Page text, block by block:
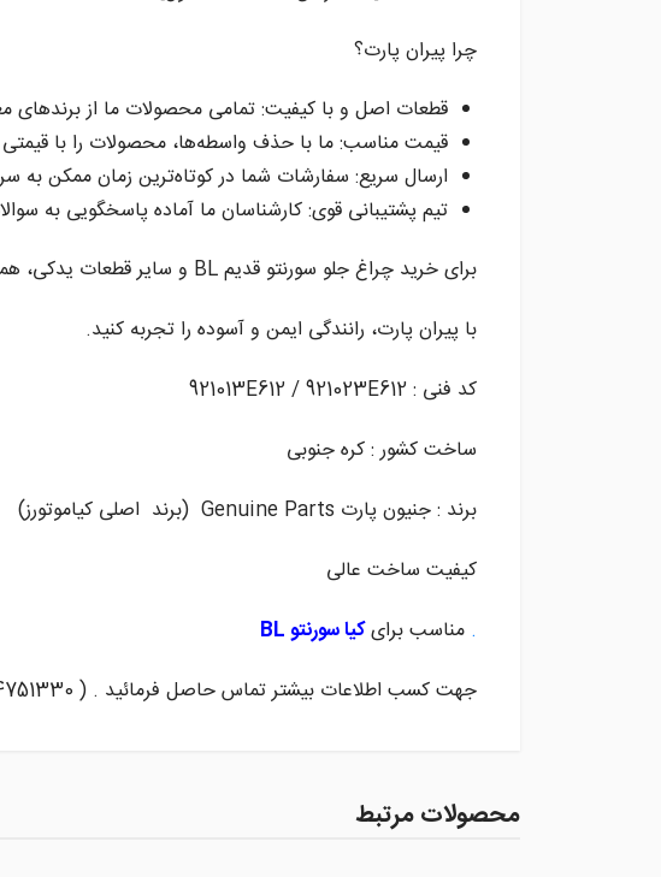
چرا پیران پارت؟
قطعات اصل و با کیفیت: تمامی محصولات ما از برندهای
قیمت مناسب: ما با حذف واسطه‌ها، محصولات را با قیمتی
ارسال سریع: سفارشات شما در کوتاه‌ترین زمان ممکن به
تیم پشتیبانی قوی: کارشناسان ما آماده پاسخگویی به
برای خرید چراغ جلو سورنتو قدیم BL و سایر قطعات یدکی، همین حالا به سایت پیران پارت مراجعه کنید.
با پیران پارت، رانندگی ایمن و آسوده را تجربه کنید.
کد فنی : 921013E612 / 921023E612
ساخت کشور : کره جنوبی
برند : جنیون پارت Genuine Parts (برند اصلی کیاموتورز)
کیفیت ساخت عالی
. مناسب برایکیا سورنتو BL
جهت کسب اطلاعات بیشتر تماس حاصل فرمائید . ( 09124751330 )
محصولات مرتبط